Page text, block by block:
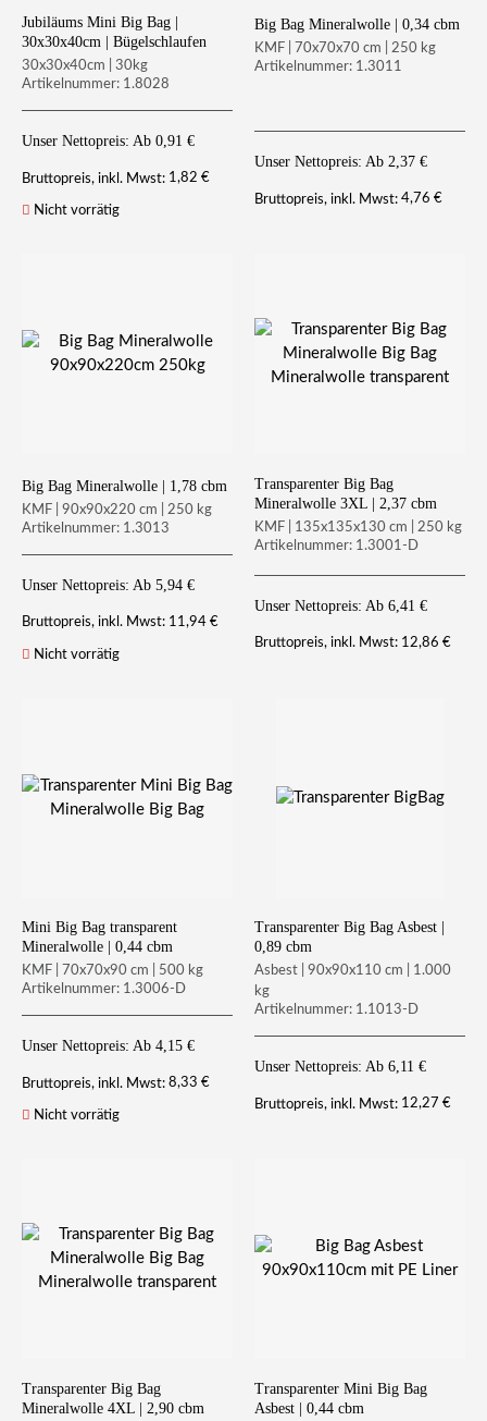
Jubiläums Mini Big Bag |
30x30x40cm | Bügelschlaufen
30x30x40cm | 30kg
Artikelnummer: 1.8028
Unser Nettopreis: Ab 0,91 €
Bruttopreis, inkl. Mwst: 1,82€
Nicht vorrätig
Big Bag Mineralwolle | 0,34 cbm
KMF | 70x70x70 cm | 250 kg
Artikelnummer: 1.3011
Unser Nettopreis: Ab 2,37 €
Bruttopreis, inkl. Mwst: 4,76€
Big Bag Mineralwolle | 1,78 cbm
KMF | 90x90x220 cm | 250 kg
Artikelnummer: 1.3013
Unser Nettopreis: Ab 5,94 €
Bruttopreis, inkl. Mwst: 11,94€
Nicht vorrätig
Transparenter Big Bag
Mineralwolle 3XL | 2,37 cbm
KMF | 135x135x130 cm | 250 kg
Artikelnummer: 1.3001-D
Unser Nettopreis: Ab 6,41 €
Bruttopreis, inkl. Mwst: 12,86€
Mini Big Bag transparent
Mineralwolle | 0,44 cbm
KMF | 70x70x90 cm | 500 kg
Artikelnummer: 1.3006-D
Unser Nettopreis: Ab 4,15 €
Bruttopreis, inkl. Mwst: 8,33€
Nicht vorrätig
Transparenter Big Bag Asbest |
0,89 cbm
Asbest | 90x90x110 cm | 1.000
kg
Artikelnummer: 1.1013-D
Unser Nettopreis: Ab 6,11 €
Bruttopreis, inkl. Mwst: 12,27€
Transparenter Big Bag
Mineralwolle 4XL | 2,90 cbm
Transparenter Mini Big Bag
Asbest | 0,44 cbm